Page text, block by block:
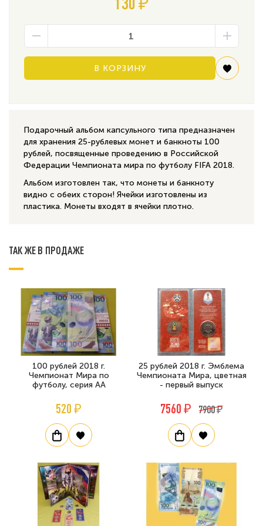
В КОРЗИНУ
Подарочный альбом капсульного типа предназначен
для хранения 25-рублевых монет и банкноты 100
рублей, посвященные проведению в Российской
Федерации Чемпионата мира по футболу FIFA 2018.
Альбом изготовлен так, что монеты и банкноту
видно с обеих сторон! Ячейки изготовлены из
пластика. Монеты входят в ячейки плотно.
ТАК ЖЕ В ПРОДАЖЕ
100 рублей 2018 г.
Чемпионат Мира по
футболу, серия АА
520 ₽
25 рублей 2018 г. Эмблема
Чемпионата Мира, цветная
- первый выпуск
7560 ₽ 7900 ₽